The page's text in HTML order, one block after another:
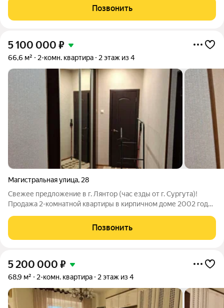
все в пешей доступности. В квартире остается практически
вся мебель. Квартира
Позвонить
5 100 000 ₽
66,6 м² 2-комн. квартира 2 этаж из 4
Магистральная улица, 28
Свежее предложение в г. Лянтор (час езды от г. Сургута)!
Продажа 2-комнатной квартиры в кирпичном доме 2002 года
рядом в шаговой доступности, проблем с парковкой нет,
замечательные соседи!
Позвонить
5 200 000 ₽
68,9 м² 2-комн. квартира 2 этаж из 4